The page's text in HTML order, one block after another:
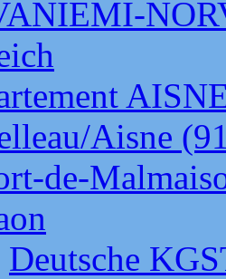
Aisne
de-
Deutsche